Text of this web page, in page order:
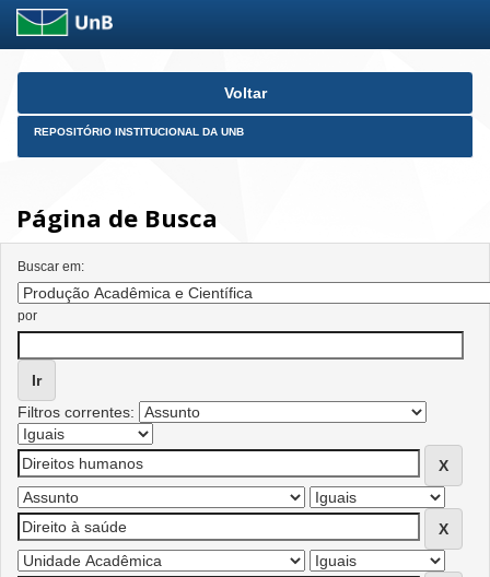
Skip
Voltar
REPOSITÓRIO INSTITUCIONAL DA UNB
Página de Busca
Buscar em:
por
Filtros correntes: